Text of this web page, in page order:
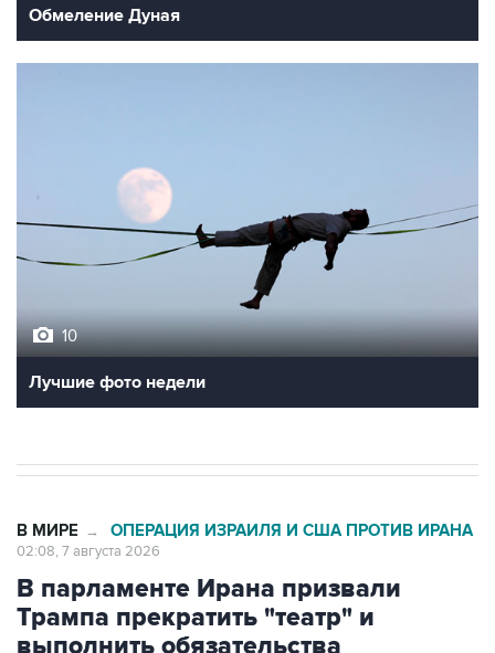
Обмеление Дуная
10
Лучшие фото недели
В МИРЕ → ОПЕРАЦИЯ ИЗРАИЛЯ И США ПРОТИВ ИРАНА
02:08, 7 августа 2026
В парламенте Ирана призвали
Трампа прекратить "театр" и
выполнить обязательства